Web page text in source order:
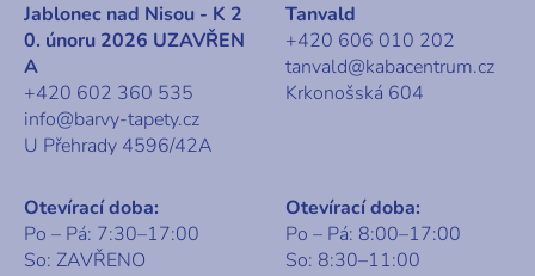
Jablonec nad Nisou - K 2
0. únoru 2026 UZAVŘEN
A
+420 602 360 535
info@barvy-tapety.cz
U Přehrady 4596/42A
Tanvald
+420 606 010 202
tanvald@kabacentrum.cz
Krkonošská 604
Otevírací doba:
Po – Pá: 7:30–17:00
So: ZAVŘENO
Otevírací doba:
Po – Pá: 8:00–17:00
So: 8:30–11:00